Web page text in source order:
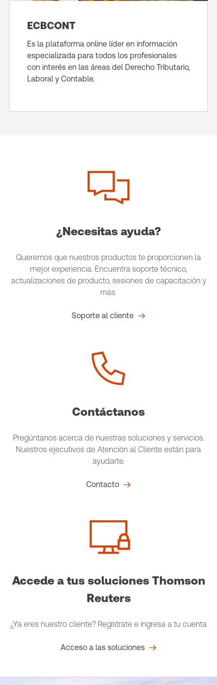
ECBCONT
Es la plataforma online líder en información
especializada para todos los profesionales
con interés en las áreas del Derecho Tributario,
Laboral y Contable.
¿Necesitas ayuda?
Queremos que nuestros productos te proporcionen la
mejor experiencia. Encuentra soporte técnico,
actualizaciones de producto, sesiones de capacitación y
más.
Soporte al cliente
Contáctanos
Pregúntanos acerca de nuestras soluciones y servicios.
Nuestros ejecutivos de Atención al Cliente están para
ayudarte.
Contacto
Accede a tus soluciones Thomson
Reuters
¿Ya eres nuestro cliente? Regístrate e ingresa a tu cuenta
Acceso a las soluciones